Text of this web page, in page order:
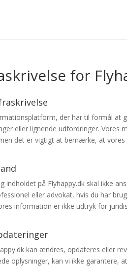
for
der har til formål at
eller lignende udfordringer.
det er vigtigt at bemærke, at
indholdet på Flyhappy.dk skal ikke
eller advokat, hvis du har
information er ikke udtryk for
kan ændres, opdateres eller
oplysninger, kan vi ikke garantere,